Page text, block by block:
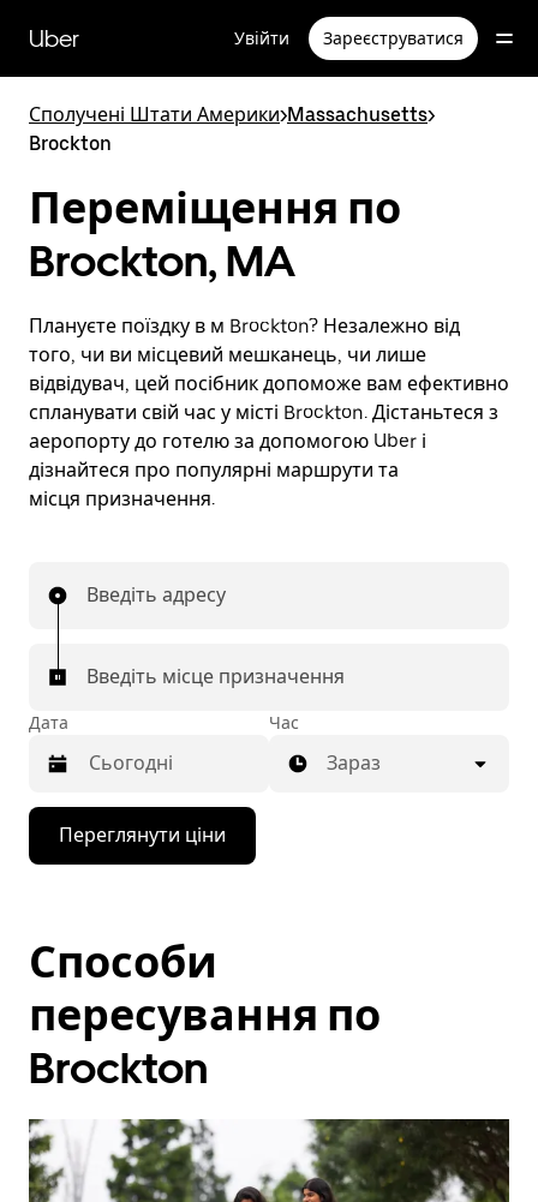
основного
вмісту
Uber Увійти Зареєструватися
Сполучені Штати Америки>Massachusetts>
Brockton
Переміщення по
Brockton, MA
Плануєте поїздку в м Brockton? Незалежно від
того, чи ви місцевий мешканець, чи лише
відвідувач, цей посібник допоможе вам ефективно
спланувати свій час у місті Brockton. Дістаньтеся з
аеропорту до готелю за допомогою Uber і
дізнайтеся про популярні маршрути та
місця призначення.
Введіть адресу
Введіть місце призначення
Дата
Натисніть
клавішу
зі
відкрити
календар
вибрати
Щоб
закрити
натисніть
клавішу
ESC.
Час
Зараз
Переглянути ціни
Способи
пересування по
Brockton